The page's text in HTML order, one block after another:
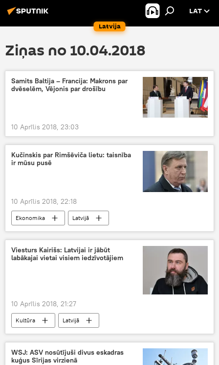
Latvija
LAT
Ziņas no 10.04.2018
Samits Baltija – Francija: Makrons par
dvēselēm, Vējonis par drošību
10 Aprīlis 2018, 23:03
Kučinskis par Rimšēviča lietu: taisnība
ir mūsu pusē
10 Aprīlis 2018, 22:18
Ekonomika Latvijā
Viesturs Kairišs: Latvijai ir jābūt
labākajai vietai visiem iedzīvotājiem
10 Aprīlis 2018, 21:27
Kultūra Latvijā
WSJ: ASV nosūtījuši divus eskadras
kuģus Sīrijas virzienā